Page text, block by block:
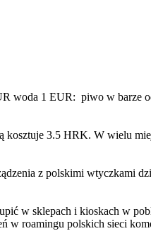
woda 1 EUR: piwo w barze
kosztuje 3.5 HRK. W wielu
z polskimi wtyczkami
w sklepach i kioskach w
w roamingu polskich sieci